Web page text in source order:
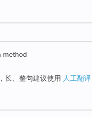
method
长、整句建议使用 人工翻译